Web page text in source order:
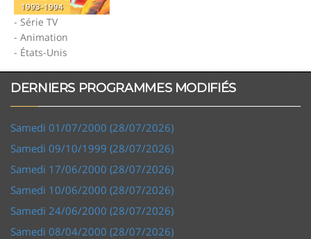
1993-1994
- Série TV
- Animation
- États-Unis
DERNIERS PROGRAMMES MODIFIÉS
Samedi 01/07/2000 (28/07/2026)
Samedi 09/10/1999 (28/07/2026)
Samedi 17/06/2000 (28/07/2026)
Samedi 10/06/2000 (28/07/2026)
Samedi 24/06/2000 (28/07/2026)
Samedi 08/04/2000 (28/07/2026)